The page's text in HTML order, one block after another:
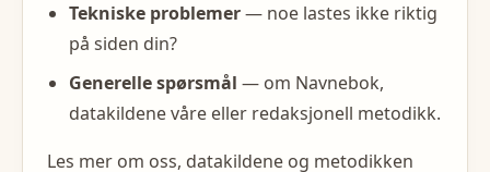
Tekniske problemer— noe lastes ikke riktig
på siden din?
Generelle spørsmål — om Navnebok,
datakildene våre eller redaksjonell metodikk.
Les mer om oss, datakildene og metodikken